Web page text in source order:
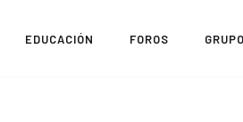
EDUCACIÓN FOROS